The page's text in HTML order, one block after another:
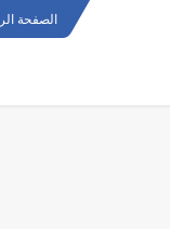
الصفحة